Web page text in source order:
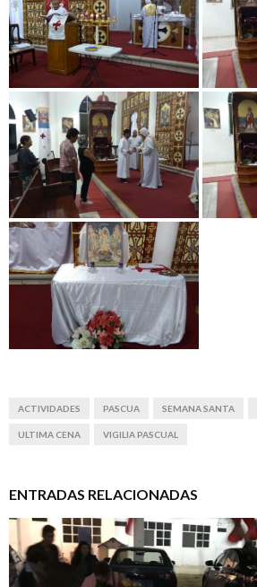
ACTIVIDADES PASCUA SEMANA SANTA
ULTIMA CENA VIGILIA PASCUAL
ENTRADAS RELACIONADAS